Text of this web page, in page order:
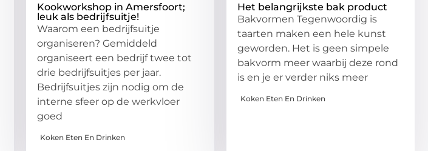
Kookworkshop in Amersfoort;
leuk als bedrijfsuitje!
Waarom een bedrijfsuitje
organiseren? Gemiddeld
organiseert een bedrijf twee tot
drie bedrijfsuitjes per jaar.
Bedrijfsuitjes zijn nodig om de
interne sfeer op de werkvloer
goed
Koken Eten En Drinken
Het belangrijkste bak product
Bakvormen Tegenwoordig is
taarten maken een hele kunst
geworden. Het is geen simpele
bakvorm meer waarbij deze rond
is en je er verder niks meer
Koken Eten En Drinken